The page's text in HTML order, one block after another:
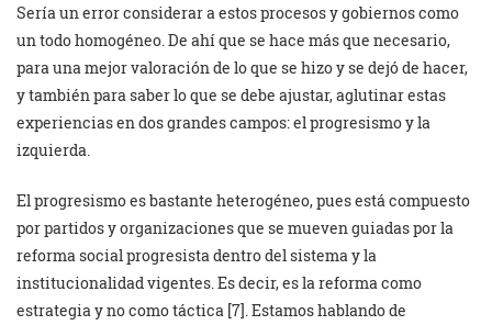
Sería un error considerar a estos procesos y gobiernos como
un todo homogéneo. De ahí que se hace más que necesario,
para una mejor valoración de lo que se hizo y se dejó de hacer,
y también para saber lo que se debe ajustar, aglutinar estas
experiencias en dos grandes campos: el progresismo y la
izquierda.
El progresismo es bastante heterogéneo, pues está compuesto
por partidos y organizaciones que se mueven guiadas por la
reforma social progresista dentro del sistema y la
institucionalidad vigentes. Es decir, es la reforma como
estrategia y no como táctica [7]. Estamos hablando de